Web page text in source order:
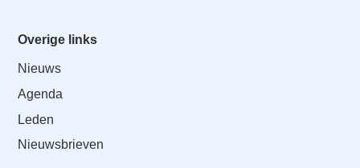
Overige links
Nieuws
Agenda
Leden
Nieuwsbrieven